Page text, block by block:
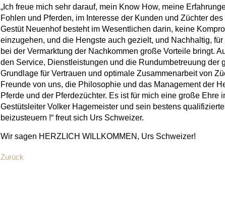
„Ich freue mich sehr darauf, mein Know How, meine
Fohlen und Pferden, im Interesse der Kunden und Züchter
Gestüt Neuenhof besteht im Wesentlichen darin, keine
einzugehen, und die Hengste auch gezielt, und Nachhaltig,
bei der Vermarktung der Nachkommen große Vorteile bringt.
den Service, Dienstleistungen und die Rundumbetreuung
Grundlage für Vertrauen und optimale Zusammenarbeit von
Freunde von uns, die Philosophie und das Management der
Pferde und der Pferdezüchter. Es ist für mich eine große
Gestütsleiter Volker Hagemeister und sein bestens
beizusteuern !“ freut sich Urs Schweizer.
Wir sagen HERZLICH WILLKOMMEN, Urs Schweizer!
Zurück